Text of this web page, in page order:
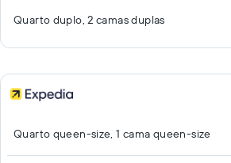
Quarto duplo, 2 camas duplas
Quarto queen-size, 1 cama queen-size